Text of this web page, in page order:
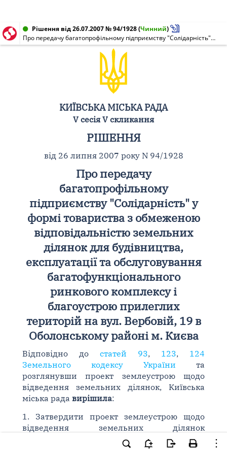
Рішення від 26.07.2007 № 94/1928(Чинний)
Про передачу багатопрофільному підприємству "Солідарність" у формі товариства з обмеженою відповідальністю земельних ділянок для будівництва, експлуатації та обслуговування багатофункціонального ринкового комплексу і благоустрою прилеглих територій на вул. Вербовій, 19 в Оболонському районі м. Києва
КИЇВСЬКА МІСЬКА РАДА
V сесія V скликання
РІШЕННЯ
від 26 липня 2007 року N 94/1928
Про передачу
багатопрофільному
підприємству "Солідарність" у
формі товариства з обмеженою
відповідальністю земельних
ділянок для будівництва,
експлуатації та обслуговування
багатофункціонального
ринкового комплексу і
благоустрою прилеглих
територій на вул. Вербовій, 19 в
Оболонському районі м. Києва
Відповідно до статей 93, 123, 124
Земельного кодексу України та
розглянувши проект землеустрою щодо
відведення земельних ділянок, Київська
міська рада вирішила:
1. Затвердити проект землеустрою щодо
відведення земельних ділянок
багатопрофільному підприємству
"Солідарність" у формі товариства з